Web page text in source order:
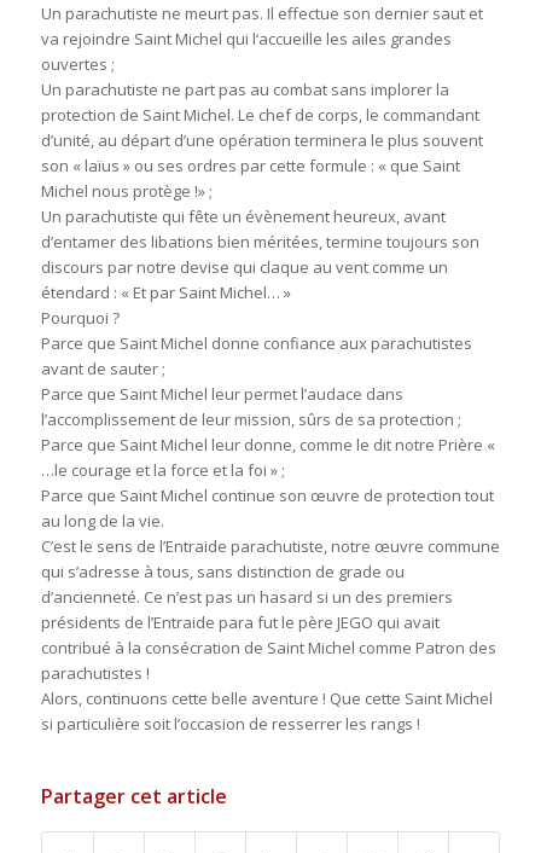
Un parachutiste ne meurt pas. Il effectue son dernier saut et
va rejoindre Saint Michel qui l‘accueille les ailes grandes
ouvertes ;
Un parachutiste ne part pas au combat sans implorer la
protection de Saint Michel. Le chef de corps, le commandant
d’unité, au départ d’une opération terminera le plus souvent
son « laïus » ou ses ordres par cette formule : « que Saint
Michel nous protège !» ;
Un parachutiste qui fête un évènement heureux, avant
d’entamer des libations bien méritées, termine toujours son
discours par notre devise qui claque au vent comme un
étendard : « Et par Saint Michel… »
Pourquoi ?
Parce que Saint Michel donne confiance aux parachutistes
avant de sauter ;
Parce que Saint Michel leur permet l’audace dans
l’accomplissement de leur mission, sûrs de sa protection ;
Parce que Saint Michel leur donne, comme le dit notre Prière «
…le courage et la force et la foi » ;
Parce que Saint Michel continue son œuvre de protection tout
au long de la vie.
C’est le sens de l’Entraide parachutiste, notre œuvre commune
qui s’adresse à tous, sans distinction de grade ou
d’ancienneté. Ce n’est pas un hasard si un des premiers
présidents de l’Entraide para fut le père JEGO qui avait
contribué à la consécration de Saint Michel comme Patron des
parachutistes !
Alors, continuons cette belle aventure ! Que cette Saint Michel
si particulière soit l’occasion de resserrer les rangs !
Partager cet article